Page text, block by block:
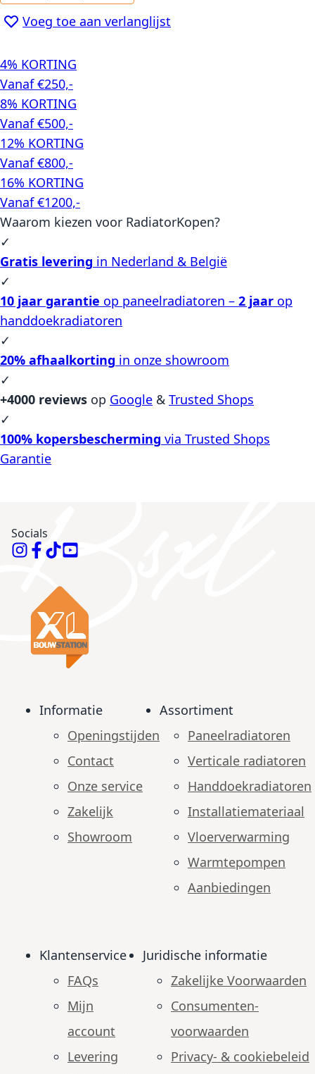
Voeg toe aan verlanglijst
4% KORTING
Vanaf €250,-
8% KORTING
Vanaf €500,-
12% KORTING
Vanaf €800,-
16% KORTING
Vanaf €1200,-
Waarom kiezen voor RadiatorKopen?
✓
Gratis levering in Nederland & België
✓
10 jaar garantie op paneelradiatoren – 2 jaar op
handdoekradiatoren
✓
20% afhaalkorting in onze showroom
✓
+4000 reviews op Google & Trusted Shops
✓
100% kopersbescherming via Trusted Shops
Garantie
Socials
Informatie
Openingstijden
Contact
Onze service
Zakelijk
Showroom
Assortiment
Paneelradiatoren
Verticale radiatoren
Handdoekradiatoren
Installatiemateriaal
Vloerverwarming
Warmtepompen
Aanbiedingen
Klantenservice
FAQs
Mijn
account
Levering
Juridische informatie
Zakelijke Voorwaarden
Consumenten­
voorwaarden
Privacy- & cookiebeleid